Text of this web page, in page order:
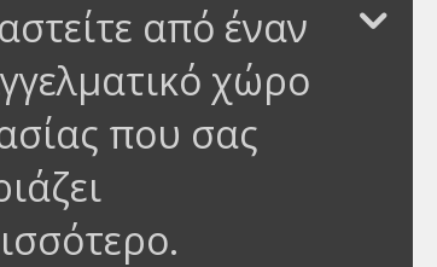
από έναν
χώρο
που σας